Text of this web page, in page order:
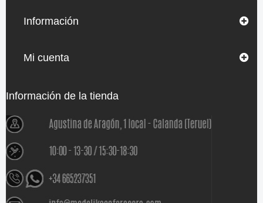
Información
Mi cuenta
Información de la tienda